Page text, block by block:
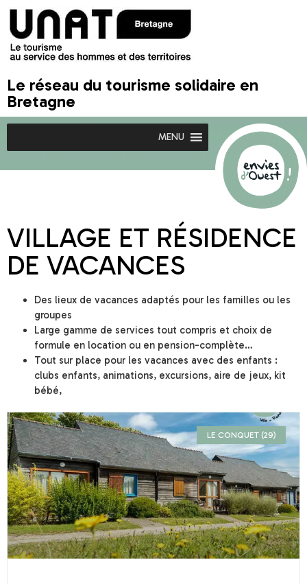
Le réseau du tourisme solidaire en
Bretagne
MENU
VILLAGE ET RÉSIDENCE
DE VACANCES
Des lieux de vacances adaptés pour les familles ou les
groupes
Large gamme de services tout compris et choix de
formule en location ou en pension-complète…
Tout sur place pour les vacances avec des enfants :
clubs enfants, animations, excursions, aire de jeux, kit
bébé,
LE CONQUET (29)